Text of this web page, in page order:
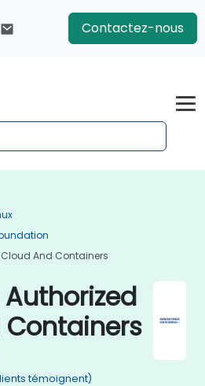
Contactez-nous
And Containers
témoignent)